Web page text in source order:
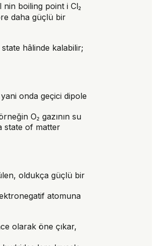
boiling point i Cl₂
daha güçlü bir
hâlinde kalabilir;
onda geçici dipole
O₂ gazının su
state of matter
oldukça güçlü bir
atomuna
olarak öne çıkar,